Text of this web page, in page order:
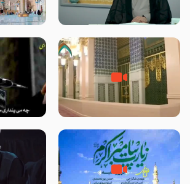
مادر داعش – حجت الاسلام جباری
کیفیت
اکرم صلی
زیارت پیامبر اکرم صلی الله علیه و
اله و سلم در مدینه به همراه
مرگ یا